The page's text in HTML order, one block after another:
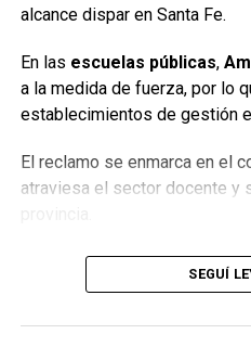
TEMAS RELACIONADOS:
Se dictó la conciliación
ATILRA
Continúa el paro de
vuelos de todo el país
alcance dispar en Santa Fe.
En las escuelas públicas,
a la medida de fuerza, por lo
establecimientos de gestión
El reclamo se enmarca en el
atraviesa el sector docente y
Los colegios
clases normales
SEGUÍ